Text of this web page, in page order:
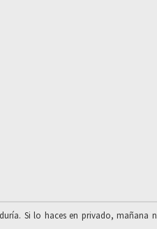
Si lo haces en privado, mañana